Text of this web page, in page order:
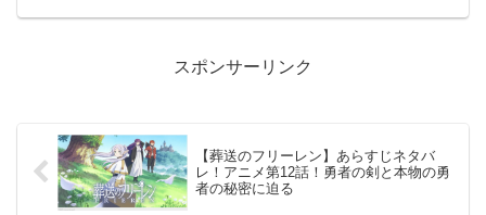
ーの活躍についても紹介します。
スポンサーリンク
【葬送のフリーレン】あらすじネタバ
レ！アニメ第12話！勇者の剣と本物の勇
者の秘密に迫る